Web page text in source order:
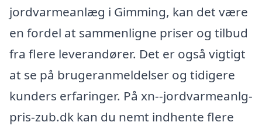
jordvarmeanlæg i Gimming, kan det være
en fordel at sammenligne priser og tilbud
fra flere leverandører. Det er også vigtigt
at se på brugeranmeldelser og tidigere
kunders erfaringer. På xn--jordvarmeanlg-
pris-zub.dk kan du nemt indhente flere